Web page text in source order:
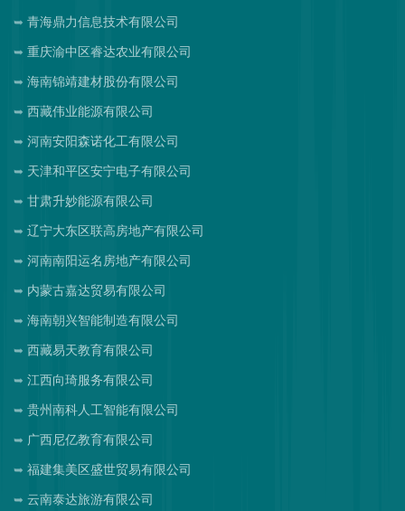
青海鼎力信息技术有限公司
重庆渝中区睿达农业有限公司
海南锦靖建材股份有限公司
西藏伟业能源有限公司
河南安阳森诺化工有限公司
天津和平区安宁电子有限公司
甘肃升妙能源有限公司
辽宁大东区联高房地产有限公司
河南南阳运名房地产有限公司
内蒙古嘉达贸易有限公司
海南朝兴智能制造有限公司
西藏易天教育有限公司
江西向琦服务有限公司
贵州南科人工智能有限公司
广西尼亿教育有限公司
福建集美区盛世贸易有限公司
云南泰达旅游有限公司